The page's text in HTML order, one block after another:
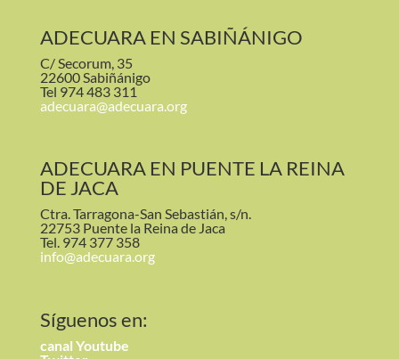
ADECUARA EN SABIÑÁNIGO
C/ Secorum, 35
22600 Sabiñánigo
Tel 974 483 311
adecuara@adecuara.org
ADECUARA EN PUENTE LA REINA
DE JACA
Ctra. Tarragona-San Sebastián, s/n.
22753 Puente la Reina de Jaca
Tel. 974 377 358
info@adecuara.org
Síguenos en:
canal Youtube